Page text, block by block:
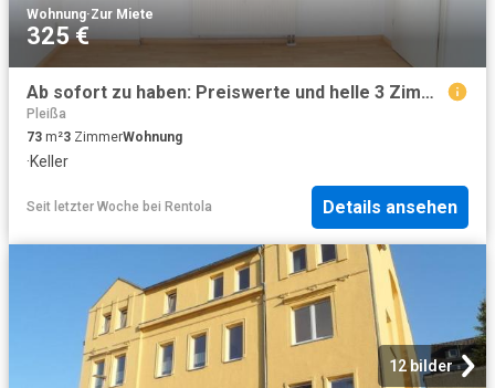
Wohnung·Zur Miete
325 €
Ab sofort zu haben: Preiswerte und helle 3 Zimmer Wohnung mit Essküche, Laminatboden & Badewanne
Pleißa
73 m²3 ZimmerWohnung
·Keller
Seit letzter Woche bei Rentola Details ansehen
12 bilder